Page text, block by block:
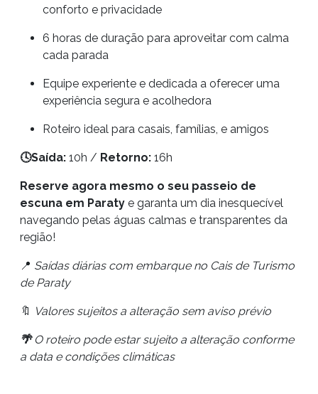
conforto e privacidade
6 horas de duração para aproveitar com calma
cada parada
Equipe experiente e dedicada a oferecer uma
experiência segura e acolhedora
Roteiro ideal para casais, famílias, e amigos
🕓Saída: 10h / Retorno: 16h
Reserve agora mesmo o seu passeio de
escuna em Paraty e garanta um dia inesquecível
navegando pelas águas calmas e transparentes da
região!
📍 Saídas diárias com embarque no Cais de Turismo
de Paraty
🔖 Valores sujeitos a alteração sem aviso prévio
🌴 O roteiro pode estar sujeito a alteração conforme
a data e condições climáticas